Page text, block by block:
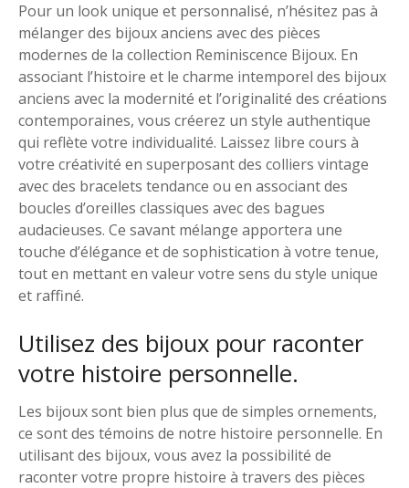
Pour un look unique et personnalisé, n’hésitez pas à
mélanger des bijoux anciens avec des pièces
modernes de la collection Reminiscence Bijoux. En
associant l’histoire et le charme intemporel des bijoux
anciens avec la modernité et l’originalité des créations
contemporaines, vous créerez un style authentique
qui reflète votre individualité. Laissez libre cours à
votre créativité en superposant des colliers vintage
avec des bracelets tendance ou en associant des
boucles d’oreilles classiques avec des bagues
audacieuses. Ce savant mélange apportera une
touche d’élégance et de sophistication à votre tenue,
tout en mettant en valeur votre sens du style unique
et raffiné.
Utilisez des bijoux pour raconter
votre histoire personnelle.
Les bijoux sont bien plus que de simples ornements,
ce sont des témoins de notre histoire personnelle. En
utilisant des bijoux, vous avez la possibilité de
raconter votre propre histoire à travers des pièces